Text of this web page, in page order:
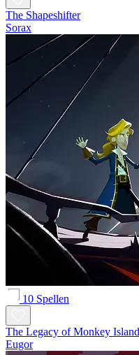
The Shapeshifter
Sorax
10 Spellen
The Legacy of Monkey Island
Eugor